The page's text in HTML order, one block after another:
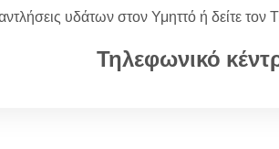
υδάτων στον Υμηττό ή δείτε
Τηλεφωνικό